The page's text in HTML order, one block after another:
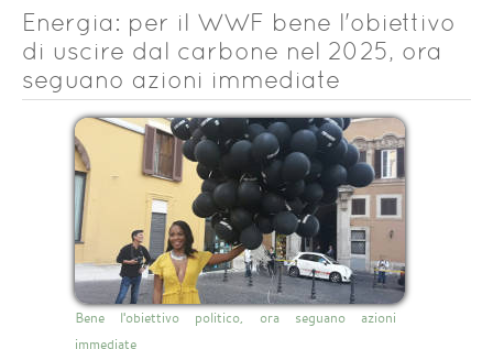
Energia: per il WWF bene l'obiettivo
di uscire dal carbone nel 2025, ora
seguano azioni immediate
Bene l'obiettivo politico, ora seguano azioni
immediate